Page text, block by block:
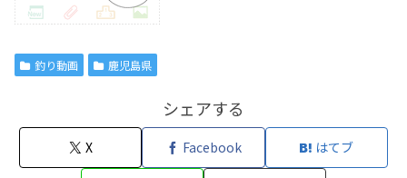
釣り動画 鹿児島県
シェアする
X Facebook はてブ